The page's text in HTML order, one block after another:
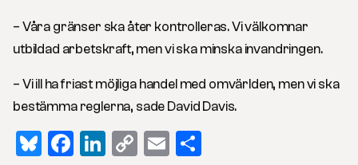
– Våra gränser ska åter kontrolleras. Vi välkomnar
utbildad arbetskraft, men vi ska minska invandringen.
– Vi ill ha friast möjliga handel med omvärlden, men vi ska
bestämma reglerna, sade David Davis.
Bluesky
Facebook
LinkedIn
CopyEmail